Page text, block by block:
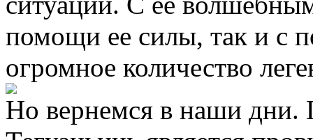
помощи ее силы, так и с
огромное количество
Но вернемся в наши дни.